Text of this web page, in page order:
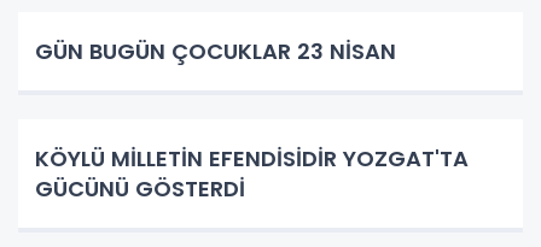
GÜN BUGÜN ÇOCUKLAR 23 NİSAN
KÖYLÜ MİLLETİN EFENDİSİDİR YOZGAT'TA
GÜCÜNÜ GÖSTERDİ